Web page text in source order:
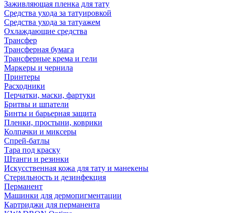
Заживляющая пленка для тату
Средства ухода за татуировкой
Средства ухода за татуажем
Охлаждающие средства
Трансфер
Трансферная бумага
Трансферные крема и гели
Маркеры и чернила
Принтеры
Расходники
Перчатки, маски, фартуки
Бритвы и шпатели
Бинты и барьерная защита
Пленки, простыни, коврики
Колпачки и миксеры
Спрей-батлы
Тара под краску
Штанги и резинки
Искусственная кожа для тату и манекены
Стерильность и дезинфекция
Перманент
Машинки для дермопигментации
Картриджи для перманента